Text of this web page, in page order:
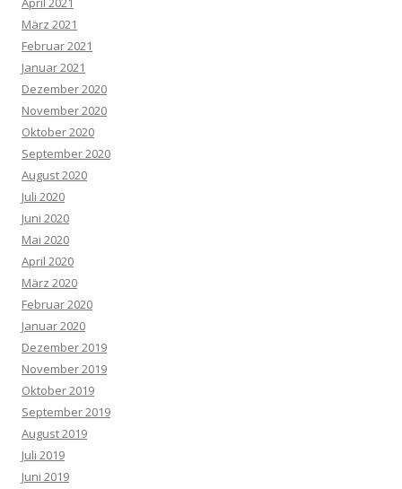
März 2021
Februar 2021
Januar 2021
Dezember 2020
November 2020
Oktober 2020
September 2020
August 2020
Juli 2020
Juni 2020
Mai 2020
April 2020
März 2020
Februar 2020
Januar 2020
Dezember 2019
November 2019
Oktober 2019
September 2019
August 2019
Juli 2019
Juni 2019